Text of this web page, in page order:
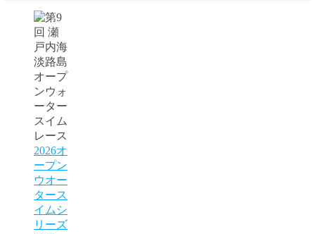
2026オ
ープン
ウオー
タース
イムシ
リーズ